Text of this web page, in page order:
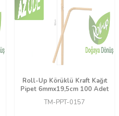
Roll-Up Körüklü Kraft Kağıt
Pipet 6mmx19,5cm 100 Adet
TM-PPT-0157